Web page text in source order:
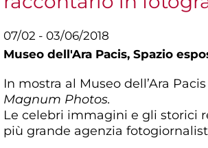
07/02 - 03/06/2018
Museo dell'Ara Pacis, Spazio
In mostra al Museo dell’Ara
Magnum Photos.
Le celebri immagini e gli storici
più grande agenzia